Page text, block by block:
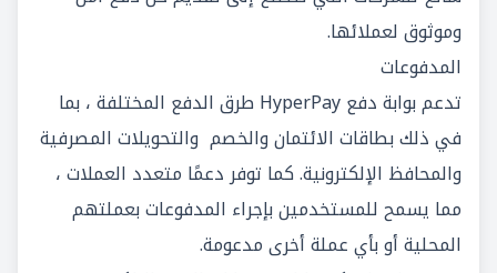
وموثوق لعملائها.
المدفوعات
تدعم بوابة دفع HyperPay طرق الدفع المختلفة ، بما
في ذلك بطاقات الائتمان والخصم والتحويلات المصرفية
والمحافظ الإلكترونية. كما توفر دعمًا متعدد العملات ،
مما يسمح للمستخدمين بإجراء المدفوعات بعملتهم
المحلية أو بأي عملة أخرى مدعومة.